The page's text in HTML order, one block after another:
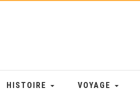
HISTOIRE VOYAGE